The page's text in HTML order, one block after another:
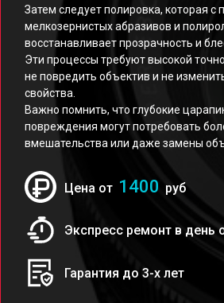
Затем следует полировка, которая
мелкозернистых абразивов и
восстанавливает прозрачность и
Эти процессы требуют высокой
не повредить объектив и не
свойства.
Важно помнить, что глубокие
повреждения могут потребовать
вмешательства или даже замены
Цена от 1400 руб
Экспресс ремонт в день
Гарантия до 3-х лет